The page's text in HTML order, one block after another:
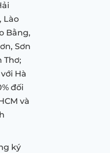
Lào
Bằng,
Sơn
Thơ;
với Hà
đối
và
ký